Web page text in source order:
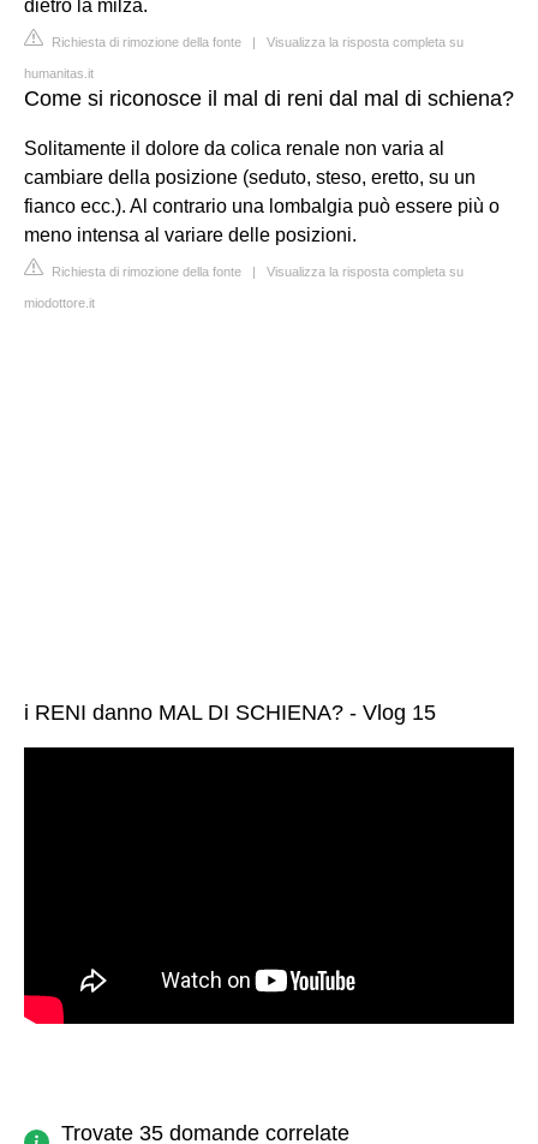
dietro la milza.
Richiesta di rimozione della fonte | Visualizza la risposta completa su
humanitas.it
Come si riconosce il mal di reni dal mal di schiena?
Solitamente il dolore da colica renale non varia al
cambiare della posizione (seduto, steso, eretto, su un
fianco ecc.). Al contrario una lombalgia può essere più o
meno intensa al variare delle posizioni.
Richiesta di rimozione della fonte | Visualizza la risposta completa su
miodottore.it
i RENI danno MAL DI SCHIENA? - Vlog 15
Trovate 35 domande correlate